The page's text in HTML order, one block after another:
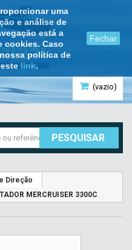
uma
e análise de
está a
cookies. Caso
política de
link.
Fechar
(vazio)
PESQUISAR
Direção
MERCRUISER 3300C